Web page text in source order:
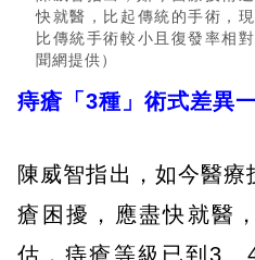
快就醫，比起傳統的手術，
比傳統手術較小且復發率相
聞網提供）
痔瘡「3種」術式差異
陳威智指出，如今醫
瘡困擾，應盡快就醫
估，痔瘡等級已到3